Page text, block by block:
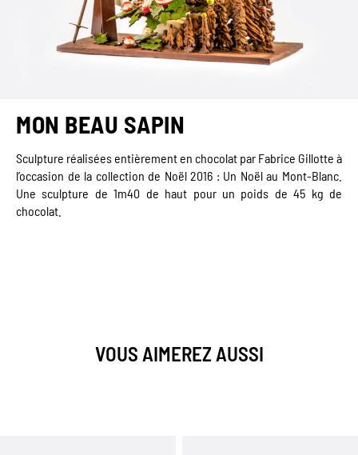
MON BEAU SAPIN
Sculpture réalisées entièrement en chocolat par Fabrice Gillotte à
l’occasion de la collection de Noël 2016 : Un Noël au Mont-Blanc.
Une sculpture de 1m40 de haut pour un poids de 45 kg de
chocolat.
VOUS AIMEREZ AUSSI